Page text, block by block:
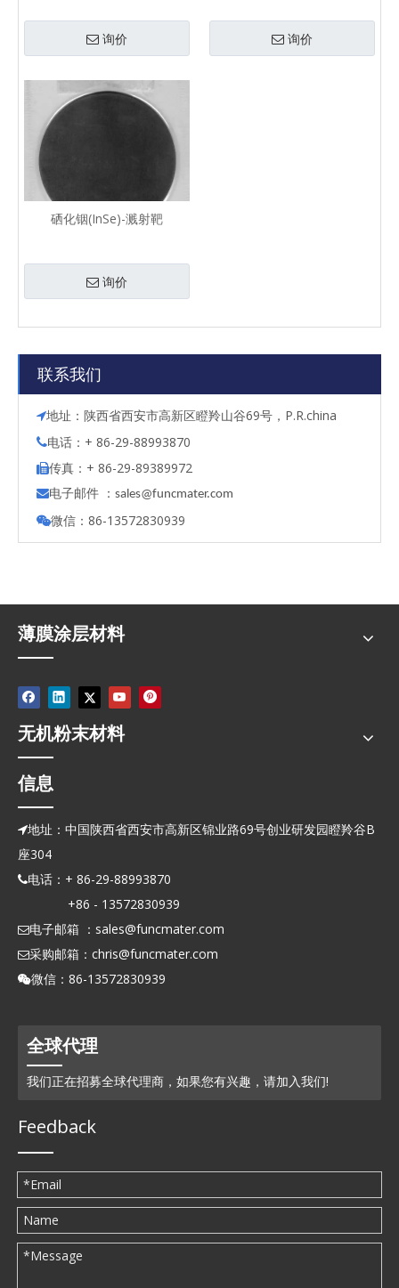
询价 询价
硒化铟(InSe)-溅射靶
询价
联系我们
地址：陕西省西安市高新区瞪羚山谷69号，P.R.china
电话：+ 86-29-88993870
传真：+ 86-29-89389972
电子邮件 ： sales@funcmater.com
微信：86-13572830939
薄膜涂层材料
无机粉末材料
信息
地址：中国陕西省西安市高新区锦业路69号创业研发园瞪羚谷B
座304
电话：+ 86-29-88993870
+86 - 13572830939
电子邮箱 ： sales@funcmater.com
采购邮箱： chris@funcmater.com
微信：86-13572830939
全球代理
我们正在招募全球代理商，如果您有兴趣，请加入我们!
Feedback